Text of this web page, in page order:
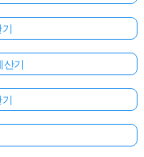
산기